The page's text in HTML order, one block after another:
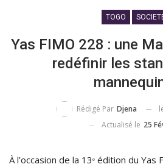
TOGO
Yas FIMO 228 : une
redéfinir les
Rédigé Par Djena
Actualisé le 25
À l’occasion de la 13ᵉ édition du